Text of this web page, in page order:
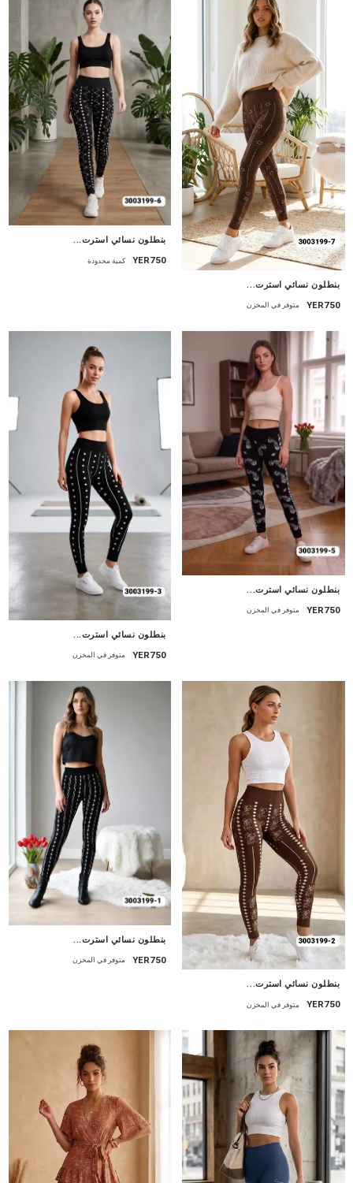
بنطلون نسائي استرت...
YER750 متوفر في المخزن
بنطلون نسائي استرت...
YER750 كمية محدودة
بنطلون نسائي استرت...
YER750 متوفر في المخزن
بنطلون نسائي استرت...
YER750 متوفر في المخزن
جديد
بنطلون نسائي استرت...
YER750 متوفر في المخزن
بنطلون نسائي استرت...
YER750 متوفر في المخزن